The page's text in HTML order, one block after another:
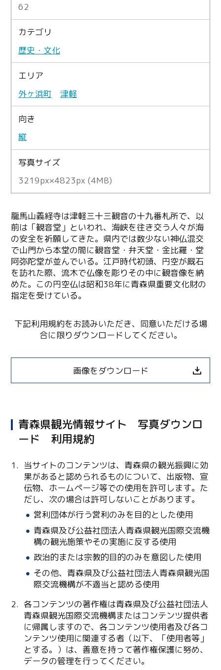
62
カテゴリ
歴史・文化
エリア
外ヶ浜町
津軽
向き
縦
写真サイズ
3219px×4823px (4MB)
龍馬山義経寺は津軽三十三観音の十九番札所で、以
前は「観音堂」といわれ、海峡を往き交う人々が海
の安全を祈願してきた。県内では数少ない神仏混交
で山門から本堂の間に観音堂・弁天堂・金比羅・堂
阿弥陀堂が並んでいる。江戸時代初頭、円空が厩石
を訪れた際、流木で仏像を彫りその中に観音像を納
めた。この円空仏は昭和38年に青森県重要文化財の
指定を受けている。
下記利用規約をお読みいただき、同意いただける場
合に限りダウンロードしてください。
画像をダウンロード
青森県観光情報サイト 写真ダウンロ
ード 利用規約
当サイトのコンテンツは、青森県の観光振興に効
果があると認められるものについて、出版物、宣
伝物、ホームページ等での使用を許可します。た
だし、次の場合は許可しないことがあります。
営利団体が行う営利のみを目的とした使用
青森県及び公益社団法人青森県観光国際交流機
構の観光施策やその実施に反する使用
政治的または宗教的目的のみを意図した使用
その他、青森県及び公益社団法人青森県観光国
際交流機構が不適当と認める使用
各コンテンツの著作権は青森県及び公益社団法人
青森県観光国際交流機構またはコンテンツ提供者
に帰属しますので、各コンテンツ使用者及び各コ
ンテンツ使用に関連する者（以下、「使用者等」
とする。）は、善意を持って著作権保護に努め、
データの管理を行ってください。
Twitter
Line
Copy URL